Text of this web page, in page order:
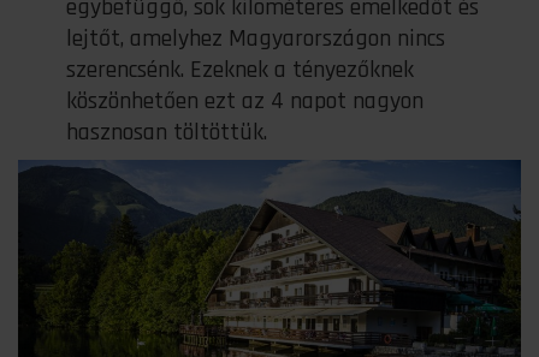
egybefüggő, sok kilométeres emelkedőt és
lejtőt, amelyhez Magyarországon nincs
szerencsénk. Ezeknek a tényezőknek
köszönhetően ezt az 4 napot nagyon
hasznosan töltöttük.